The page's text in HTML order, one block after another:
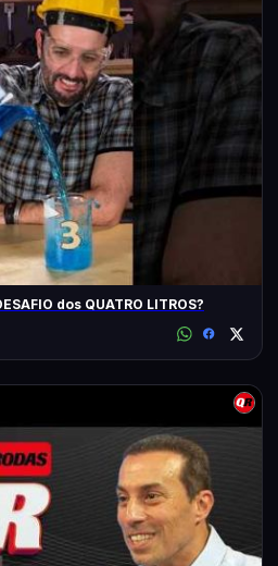
dos QUATRO LITROS?